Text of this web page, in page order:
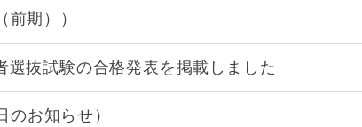
期））
抜試験の合格発表を掲載しました
お知らせ）